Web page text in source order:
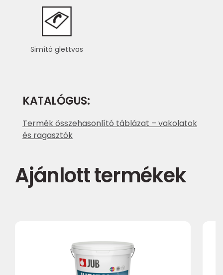
Simító glettvas
KATALÓGUS:
Termék összehasonlító táblázat – vakolatok
és ragasztók
Ajánlott termékek